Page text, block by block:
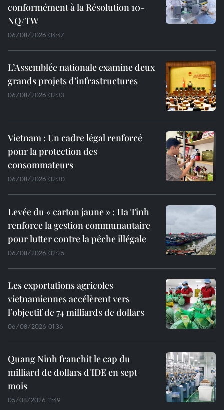
conformément à la Résolution 10-
NQ/TW
06/08/2026 04:47
L’Assemblée nationale examine deux
grands projets d’infrastructures
06/08/2026 02:33
Vietnam : Un cadre légal renforcé
pour la protection des
consommateurs
06/08/2026 02:30
Levée du « carton jaune » : Ha Tinh
renforce la gestion communautaire
pour lutter contre la pêche illégale
06/08/2026 02:25
Les exportations agricoles
vietnamiennes accélèrent vers
l’objectif de 74 milliards de dollars
06/08/2026 01:36
Quang Ninh franchit le cap du
milliard de dollars d'IDE en sept
mois
05/08/2026 11:49